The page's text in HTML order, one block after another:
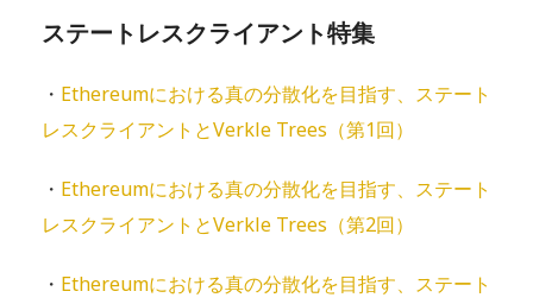
ステートレスクライアント特集
・ Ethereumにおける真の分散化を目指す、ステート
レスクライアントとVerkle Trees（第1回）
・ Ethereumにおける真の分散化を目指す、ステート
レスクライアントとVerkle Trees（第2回）
・ Ethereumにおける真の分散化を目指す、ステート